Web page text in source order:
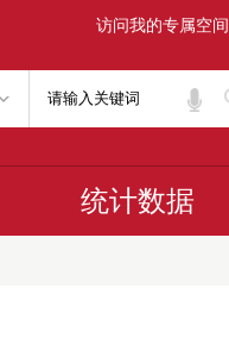
访问我的专属空间
统计数据